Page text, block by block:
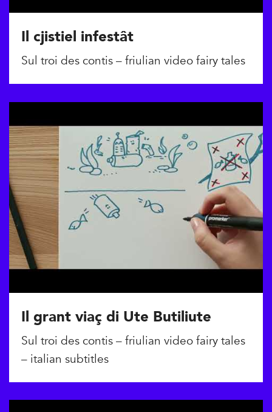
Il cjistiel infestât
Sul troi des contis – friulian video fairy tales
Il grant viaç di Ute Butiliute
Sul troi des contis – friulian video fairy tales
– italian subtitles